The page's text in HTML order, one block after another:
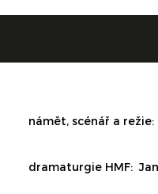
námět, scénář a
dramaturgie HMF: